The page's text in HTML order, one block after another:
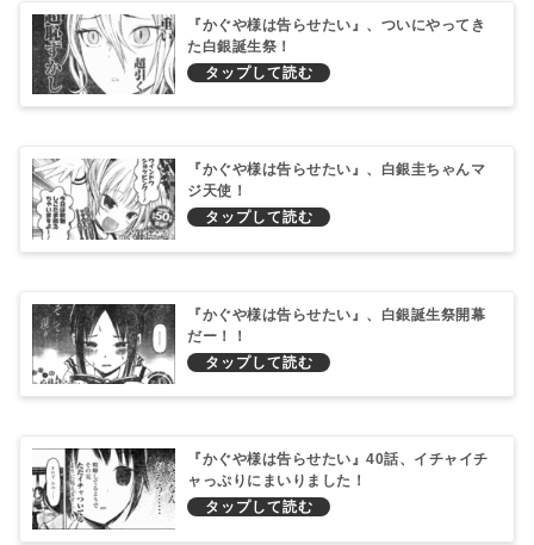
『かぐや様は告らせたい』、ついにやってき
た白銀誕生祭！
『かぐや様は告らせたい』、白銀圭ちゃんマ
ジ天使！
『かぐや様は告らせたい』、白銀誕生祭開幕
だー！！
『かぐや様は告らせたい』40話、イチャイチ
ャっぷりにまいりました！